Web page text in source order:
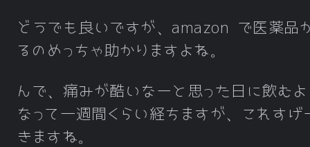
どうでも良いですが、amazon で医薬品
るのめっちゃ助かりますよね。
んで、痛みが酷いなーと思った日に飲む
なって一週間くらい経ちますが、これすげ
きますね。